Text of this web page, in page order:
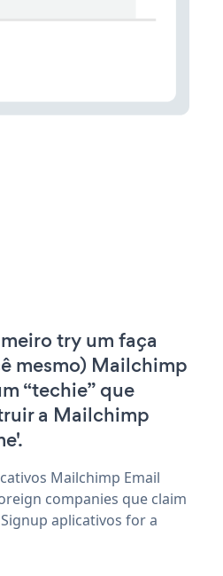
try um faça
mesmo) Mailchimp
“techie” que
a Mailchimp
Mailchimp Email
companies que claim
aplicativos for a